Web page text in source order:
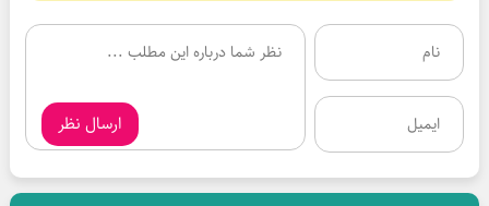
ارسال نظر